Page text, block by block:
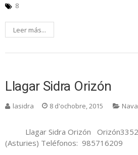
8
Leer más...
Llagar Sidra Orizón
lasidra 8 d'ochobre, 2015 Nava
Llagar Sidra Orizón
(Asturies) Teléfonos: 985716209